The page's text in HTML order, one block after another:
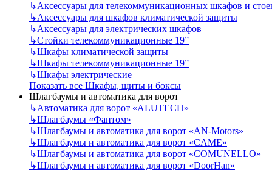
↳Аксессуары для телекоммуникационных шкафов и
↳Аксессуары для шкафов климатической защиты
↳Аксессуары для электрических шкафов
↳Стойки телекоммуникационные 19”
↳Шкафы климатической защиты
↳Шкафы телекоммуникационные 19”
↳Шкафы электрические
Показать все Шкафы, щиты и боксы
Шлагбаумы и автоматика для ворот
↳Автоматика для ворот «ALUTECH»
↳Шлагбаумы «Фантом»
↳Шлагбаумы и автоматика для ворот «AN-Motors»
↳Шлагбаумы и автоматика для ворот «CAME»
↳Шлагбаумы и автоматика для ворот «COMUNELLO»
↳Шлагбаумы и автоматика для ворот «DoorHan»